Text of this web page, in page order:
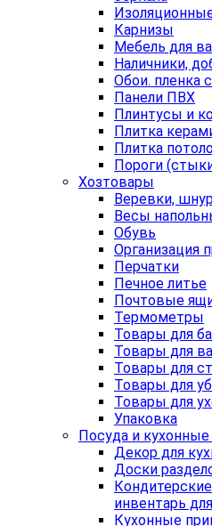
Карнизы
Мебель для
Наличники,
Обои. пленка
Панели ПВХ
Плинтусы и
Плитка
Плитка
Пороги
Хозтовары
Веревки,
Весы
Обувь
Организация
Перчатки
Печное литье
Почтовые
Термометры
Товары для
Товары для
Товары для
Товары для
Товары для
Упаковка
Посуда и
Декор для
Доски
инвентарь
Кухонные